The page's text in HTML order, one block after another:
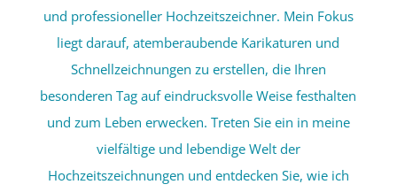
und professioneller Hochzeitszeichner. Mein Fokus
liegt darauf, atemberaubende Karikaturen und
Schnellzeichnungen zu erstellen, die Ihren
besonderen Tag auf eindrucksvolle Weise festhalten
und zum Leben erwecken. Treten Sie ein in meine
vielfältige und lebendige Welt der
Hochzeitszeichnungen und entdecken Sie, wie ich